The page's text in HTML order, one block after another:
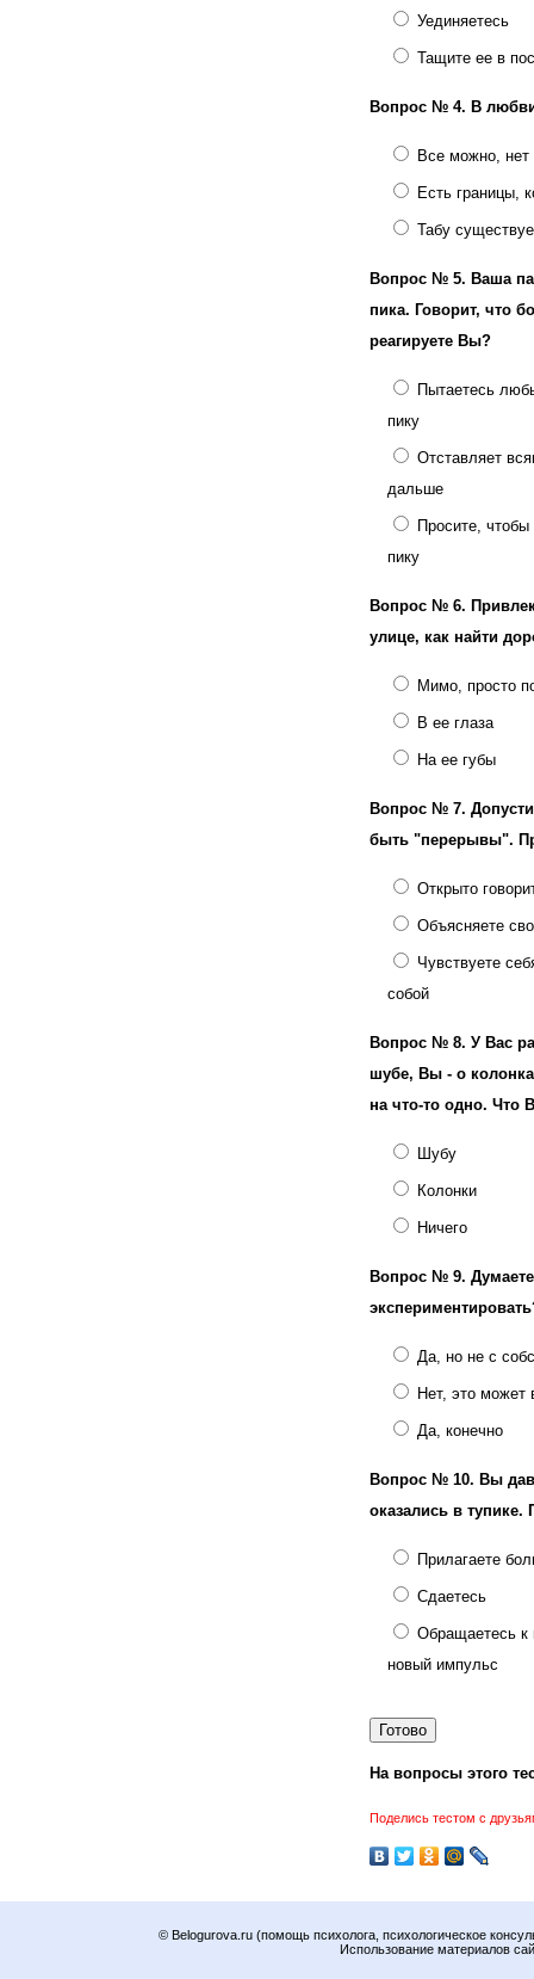
Уединяетесь
Тащите ее в
Вопрос № 4. В
Все можно, нет
Есть границы,
Табу
Вопрос № 5. Ваша
пика. Говорит, что
реагируете Вы?
Пытаетесь
пику
Отставляет
дальше
Просите,
пику
Вопрос № 6.
улице, как найти
Мимо, просто
В ее глаза
На ее губы
Вопрос № 7.
быть "перерывы".
Открыто
Объясняете
Чувствуете
собой
Вопрос № 8. У Вас
шубе, Вы - о
на что-то одно. Что
Шубу
Колонки
Ничего
Вопрос № 9.
Да, но не с
Нет, это может
Да, конечно
Вопрос № 10. Вы
оказались в
Прилагаете
Сдаетесь
Обращаетесь к
новый импульс
На вопросы этого
Поделись тестом с
© Belogurova.ru (помощь психолога, психологическое
Использование материалов